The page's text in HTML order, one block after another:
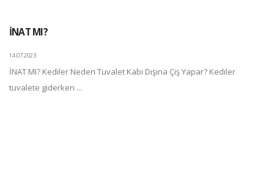
İNAT MI?
14.07.2023
İNAT MI? Kediler Neden Tuvalet Kabı Dışına Çiş Yapar? Kediler
tuvalete giderken ...